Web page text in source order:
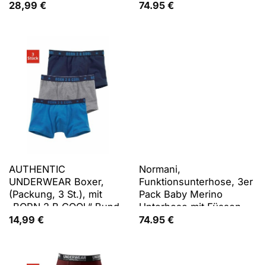
28,99 €
9543 (80), Rosa, Grau,
74.95 €
AUTHENTIC
UNDERWEAR Boxer,
(Packung, 3 St.), mit
„BORN 2 B COOL“ Bund
14,99 €
Normani,
Funktionsunterhose, 3er
Pack Baby Merino
Unterhose mit Füssen -
9543 (62), Mehrfarbig,
74.95 €